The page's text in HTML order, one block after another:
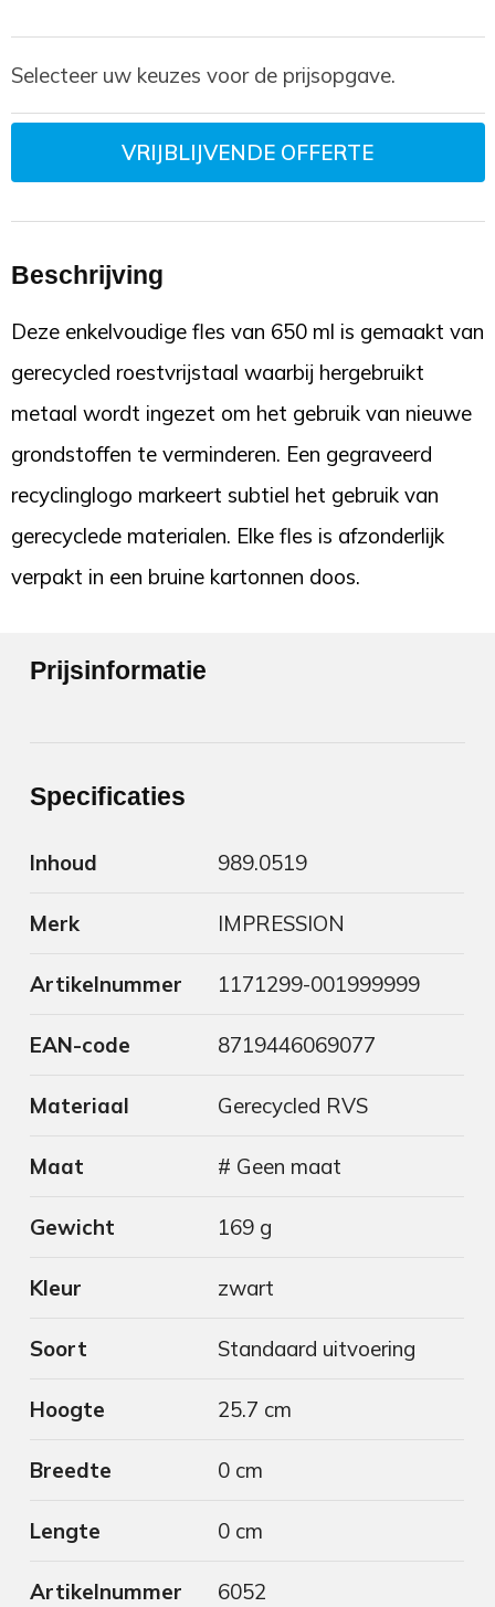
Selecteer uw keuzes voor de prijsopgave.
VRIJBLIJVENDE OFFERTE
Beschrijving
Deze enkelvoudige fles van 650 ml is gemaakt van
gerecycled roestvrijstaal waarbij hergebruikt
metaal wordt ingezet om het gebruik van nieuwe
grondstoffen te verminderen. Een gegraveerd
recyclinglogo markeert subtiel het gebruik van
gerecyclede materialen. Elke fles is afzonderlijk
verpakt in een bruine kartonnen doos.
Prijsinformatie
Specificaties
Inhoud 989.0519
Merk IMPRESSION
Artikelnummer 1171299-001999999
EAN-code 8719446069077
Materiaal Gerecycled RVS
Maat # Geen maat
Gewicht 169 g
Kleur zwart
Soort Standaard uitvoering
Hoogte 25.7 cm
Breedte 0 cm
Lengte 0 cm
Artikelnummer 6052